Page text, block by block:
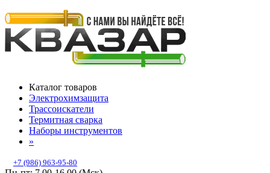
Каталог товаров
Электрохимзащита
Трассоискатели
Термитная сварка
Наборы инструментов
»
+7 (986) 963-95-80